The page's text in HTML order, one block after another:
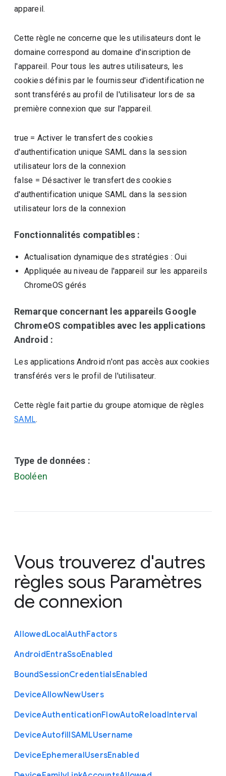
appareil.
Cette règle ne concerne que les utilisateurs dont le
domaine correspond au domaine d'inscription de
l'appareil. Pour tous les autres utilisateurs, les
cookies définis par le fournisseur d'identification ne
sont transférés au profil de l'utilisateur lors de sa
première connexion que sur l'appareil.
true = Activer le transfert des cookies
d'authentification unique SAML dans la session
utilisateur lors de la connexion
false = Désactiver le transfert des cookies
d'authentification unique SAML dans la session
utilisateur lors de la connexion
Fonctionnalités compatibles :
Actualisation dynamique des stratégies : Oui
Appliquée au niveau de l'appareil sur les appareils
ChromeOS gérés
Remarque concernant les appareils Google
ChromeOS compatibles avec les applications
Android :
Les applications Android n'ont pas accès aux cookies
transférés vers le profil de l'utilisateur.
Cette règle fait partie du groupe atomique de règles
SAML.
Type de données :
Booléen
Vous trouverez d'autres
règles sous Paramètres
de connexion
AllowedLocalAuthFactors
AndroidEntraSsoEnabled
BoundSessionCredentialsEnabled
DeviceAllowNewUsers
DeviceAuthenticationFlowAutoReloadInterval
DeviceAutofillSAMLUsername
DeviceEphemeralUsersEnabled